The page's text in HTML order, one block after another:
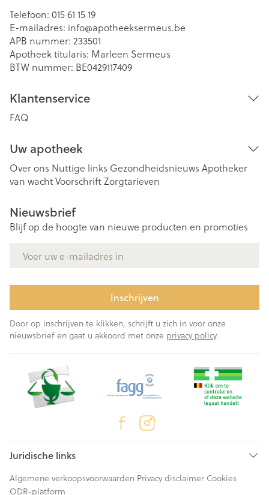
Telefoon: 015 61 15 19
E-mailadres: info@apotheeksermeus.be
APB nummer: 233501
Apotheek titularis: Marleen Sermeus
BTW nummer: BE0429117409
Klantenservice
FAQ
Uw apotheek
Over ons Nuttige links Gezondheidsnieuws Apotheker
van wachtVoorschriftZorgtarieven
Nieuwsbrief
Blijf op de hoogte van nieuwe producten en promoties
Inschrijven
Door op inschrijven te klikken, schrijft u zich in voor onze
nieuwsbrief en gaat u akkoord met onze privacy policy.
Juridische links
Algemene verkoopsvoorwaarden Privacy disclaimer Cookies
ODR-platform